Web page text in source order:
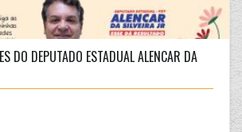
DO DEPUTADO ESTADUAL ALENCAR DA